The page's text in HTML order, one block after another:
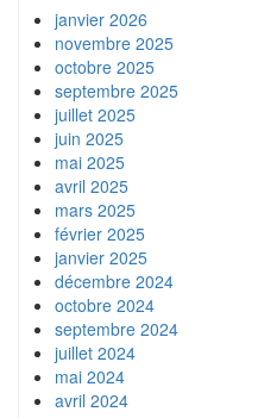
janvier 2026
novembre 2025
octobre 2025
septembre 2025
juillet 2025
juin 2025
mai 2025
avril 2025
mars 2025
février 2025
janvier 2025
décembre 2024
octobre 2024
septembre 2024
juillet 2024
mai 2024
avril 2024